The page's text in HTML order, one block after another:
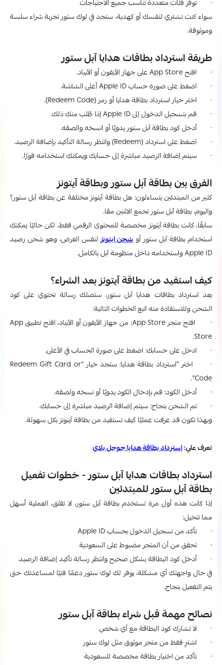
· توفر فئات متعددة تناسب جميع الاحتياجات
سواء كنت تشتري لنفسك أو كهدية، ستجد في لوك ستور تجربة شراء سلسة
وموثوقة.
طريقة استرداد بطاقات هدايا آبل ستور
· افتح App Store على جهاز الآيفون أو الآيباد.
· اضغط على صورة حساب Apple ID أعلى الشاشة.
· اختر خيار استرداد بطاقة هدايا أو رمز (Redeem Code).
· قم بتسجيل الدخول إلى Apple ID إذا طُلب منك ذلك.
· أدخل كود بطاقة آبل ستور يدويًا أو انسخه والصقه.
· اضغط على استرداد (Redeem) وانتظر رسالة التأكيد بإضافة الرصيد.
· سيتم إضافة الرصيد مباشرة إلى حسابك ويمكنك استخدامه فورًا.
الفرق بين بطاقة آبل ستور وبطاقة آيتونز
كثير من المبتدئين يتساءلون: هل بطاقة آيتونز مختلفة عن بطاقة آبل ستور؟
واليوم، بطاقة آبل ستور تجمع الاثنين معًا.
سابقًا، كانت بطاقة آيتونز مخصصة للمحتوى الرقمي فقط، لكن حاليًا يمكنك
استخدام بطاقة آبل ستور أو شحن ايتونزلنفس الغرض، وهو شحن رصيد
Apple ID واستخدامه داخل منظومة آبل بالكامل.
كيف استفيد من بطاقة آيتونز بعد الشراء؟
بعد استرداد بطاقات هدايا آبل ستور، ستصلك رسالة تحتوي على كود
الشحن وللاستفادة منه اتبع الخطوات التالية:
· افتح متجر App Store: من جهاز الآيفون أو الآيباد، افتح تطبيق App
Store.
· ادخل على حسابك: اضغط على صورة الحساب في الأعلى.
· اختر “استرداد بطاقة هدايا: ستجد خيار "Redeem Gift Card or
Code".
· أدخل الكود: قم بإدخال الكود يدويًا أو نسخه ولصقه.
· تم الشحن بنجاح: سيتم إضافة الرصيد مباشرة إلى حسابك.
وبهذا تكون قد عرفت عمليًا كيف تستفيد من بطاقة آيتونز بكل سهولة.
تعرف علي:استرداد بطاقة هدايا جوجل بلاي
استرداد بطاقات هدايا آبل ستور - خطوات تفعيل
بطاقة آبل ستور للمبتدئين
إذا كانت هذه أول مرة تستخدم بطاقة آبل ستور، لا تقلق، العملية أسهل
مما تتخيل:
· تأكد من تسجيل الدخول بحساب Apple ID
· تحقق من أن المتجر مضبوط على السعودية
· أدخل كود البطاقة بشكل صحيح وانتظر رسالة تأكيد إضافة الرصيد
في حال واجهتك أي مشكلة، يوفر لك لوك ستور دعمًا فنيًا لمساعدتك حتى
يتم التفعيل بنجاح.
نصائح مهمة قبل شراء بطاقة آبل ستور
· لا تشارك كود البطاقة مع أي شخص
· اشترِ فقط من متجر موثوق مثل لوك ستور
· تأكد من اختيار بطاقة مخصصة للسعودية